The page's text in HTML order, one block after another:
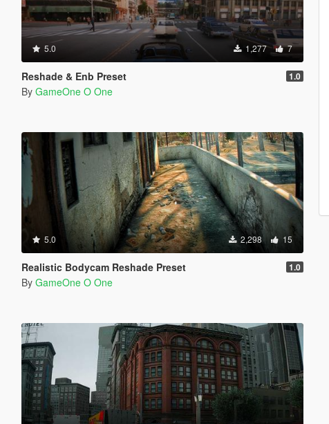
5.0 1,277 7
Reshade & Enb Preset 1.0
By GameOne O One
5.0 2,298 15
Realistic Bodycam Reshade Preset 1.0
By GameOne O One